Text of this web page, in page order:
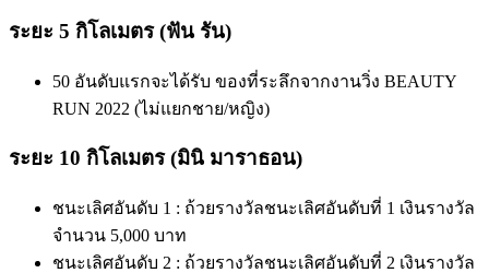
ระยะ 5 กิโลเมตร (ฟัน รัน)
50 อันดับแรกจะได้รับ ของที่ระลึกจากงานวิ่ง BEAUTY
RUN 2022 (ไม่แยกชาย/หญิง)
ระยะ 10 กิโลเมตร (มินิ มาราธอน)
ชนะเลิศอันดับ 1 : ถ้วยรางวัลชนะเลิศอันดับที่ 1 เงินรางวัล
จำนวน 5,000 บาท
ชนะเลิศอันดับ 2 : ถ้วยรางวัลชนะเลิศอันดับที่ 2 เงินรางวัล